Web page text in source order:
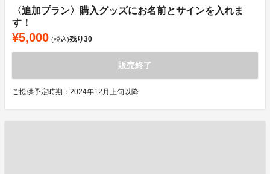
〈追加プラン〉購入グッズにお名前とサインを入れま
す！
¥5,000 (税込)残り30
販売終了
ご提供予定時期：2024年12月上旬以降